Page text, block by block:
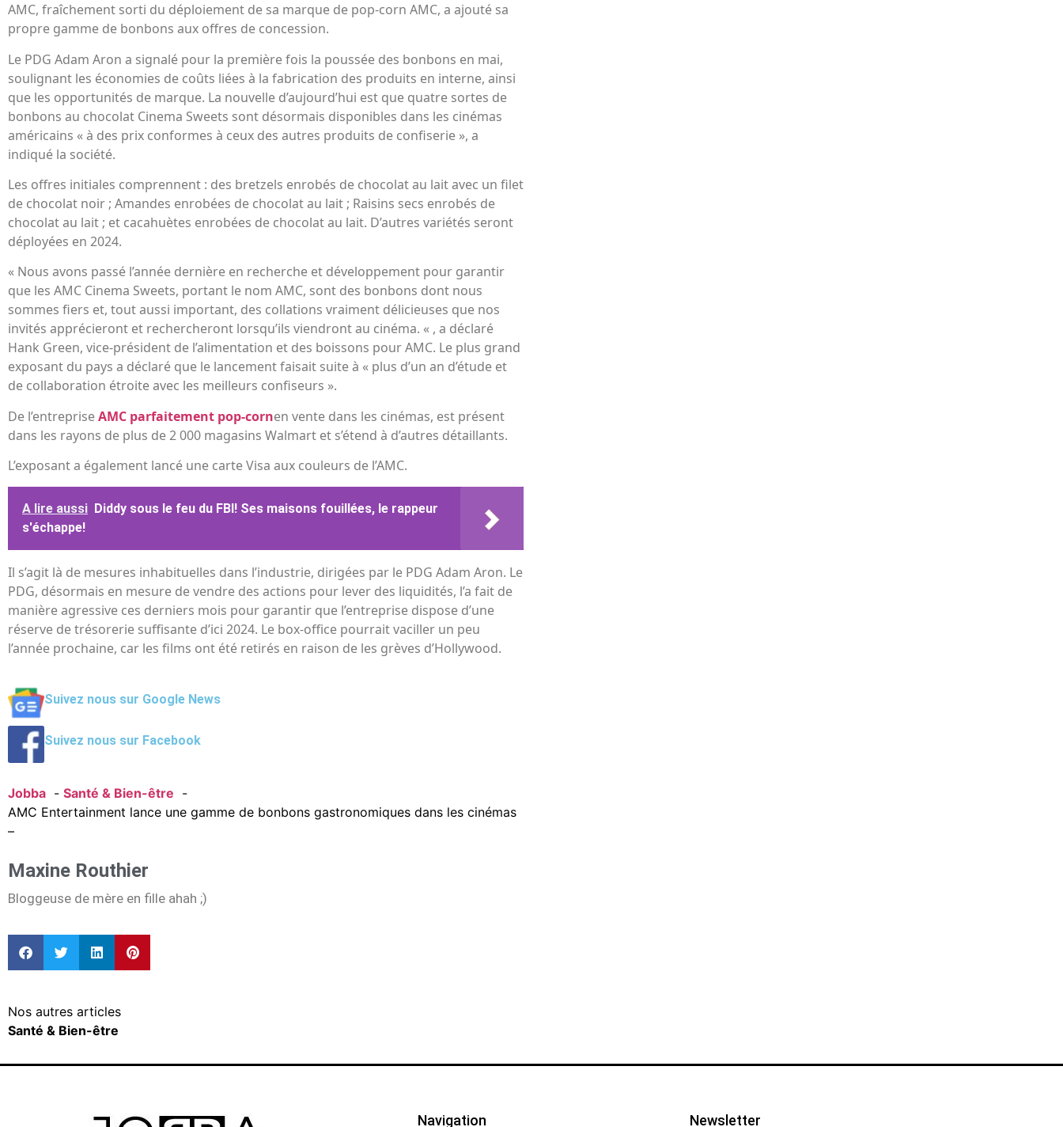
AMC, fraîchement sorti du déploiement de sa marque de pop-corn AMC, a ajouté sa
propre gamme de bonbons aux offres de concession.
Le PDG Adam Aron a signalé pour la première fois la poussée des bonbons en mai,
soulignant les économies de coûts liées à la fabrication des produits en interne, ainsi
que les opportunités de marque. La nouvelle d’aujourd’hui est que quatre sortes de
bonbons au chocolat Cinema Sweets sont désormais disponibles dans les cinémas
américains « à des prix conformes à ceux des autres produits de confiserie », a
indiqué la société.
Les offres initiales comprennent : des bretzels enrobés de chocolat au lait avec un filet
de chocolat noir ; Amandes enrobées de chocolat au lait ; Raisins secs enrobés de
chocolat au lait ; et cacahuètes enrobées de chocolat au lait. D’autres variétés seront
déployées en 2024.
« Nous avons passé l’année dernière en recherche et développement pour garantir
que les AMC Cinema Sweets, portant le nom AMC, sont des bonbons dont nous
sommes fiers et, tout aussi important, des collations vraiment délicieuses que nos
invités apprécieront et rechercheront lorsqu’ils viendront au cinéma. « , a déclaré
Hank Green, vice-président de l’alimentation et des boissons pour AMC. Le plus grand
exposant du pays a déclaré que le lancement faisait suite à « plus d’un an d’étude et
de collaboration étroite avec les meilleurs confiseurs ».
De l’entrepriseAMC parfaitement pop-cornen vente dans les cinémas, est présent
dans les rayons de plus de 2 000 magasins Walmart et s’étend à d’autres détaillants.
L’exposant a également lancé une carte Visa aux couleurs de l’AMC.
A lire aussi Diddy sous le feu du FBI! Ses maisons fouillées, le rappeur
s'échappe!
Il s’agit là de mesures inhabituelles dans l’industrie, dirigées par le PDG Adam Aron. Le
PDG, désormais en mesure de vendre des actions pour lever des liquidités, l’a fait de
manière agressive ces derniers mois pour garantir que l’entreprise dispose d’une
réserve de trésorerie suffisante d’ici 2024. Le box-office pourrait vaciller un peu
l’année prochaine, car les films ont été retirés en raison de les grèves d’Hollywood.
Suivez nous sur Google News
Suivez nous sur Facebook
Jobba
Santé & Bien-être
AMC Entertainment lance une gamme de bonbons gastronomiques dans les cinémas
–
Maxine Routhier
Bloggeuse de mère en fille ahah ;)
Nos autres articles
Santé & Bien-être
Navigation Newsletter